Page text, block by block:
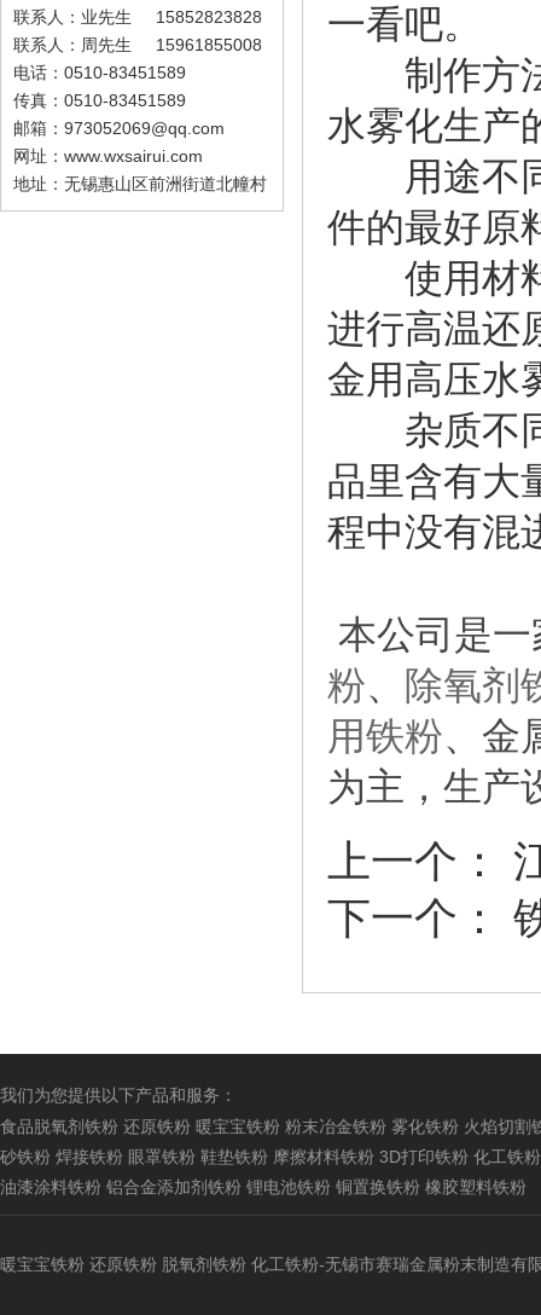
联系人：业先生 15852823828
联系人：周先生 15961855008
电话：0510-83451589
传真：0510-83451589
邮箱：973052069@qq.com
网址：www.wxsairui.com
地址：无锡惠山区前洲街道北幢村
一看吧。
制作方法
水雾化生产
用途不同
件的最好原
使用材料
进行高温还
金用高压水
杂质不同
品里含有大
程中没有混
本公司是
粉、 除氧剂
用铁粉、金
为主，生产
上一个：
下一个：
我们为您提供以下产品和服务：
食品脱氧剂铁粉 还原铁粉 暖宝宝铁粉 粉末冶金铁粉 雾化铁粉 火焰切割
砂铁粉 焊接铁粉 眼罩铁粉 鞋垫铁粉 摩擦材料铁粉 3D打印铁粉 化工铁粉
油漆涂料铁粉 铝合金添加剂铁粉 锂电池铁粉 铜置换铁粉 橡胶塑料铁粉
暖宝宝铁粉 还原铁粉 脱氧剂铁粉 化工铁粉-无锡市赛瑞金属粉末制造有